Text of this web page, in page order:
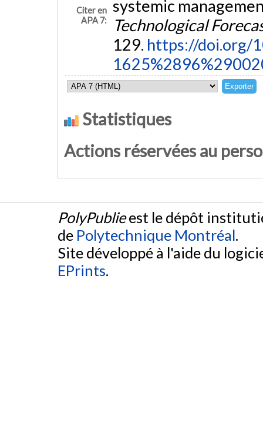
Citer en
APA 7:
systemic
Technological
129. https://doi.org/
Statistiques
Actions réservées au
PolyPublieest le dépôt
de Polytechnique Montréal.
Site développé à l'aide du
EPrints.